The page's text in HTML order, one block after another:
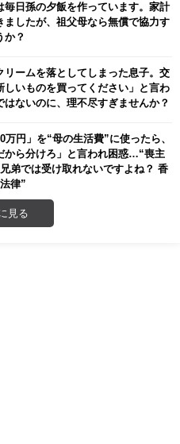
毎日孫の夕飯を作っています。家計
ましたが、祖父母なら無償で協力す
か？
リームを落としてしまった息子。交
しいものを買ってください」と言わ
はないのに、理不尽すぎませんか？
万円」を“母の生活費”に使ったら、
から分けろ」と言われ困惑…“喪主
弟では受け取れないですよね？ 香
律”
見る